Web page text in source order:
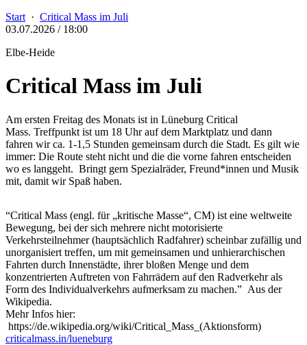
Start · Critical Mass im Juli
03.07.2026 / 18:00
Elbe-Heide
Critical Mass im Juli
Am ersten Freitag des Monats ist in Lüneburg Critical
Mass. Treffpunkt ist um 18 Uhr auf dem Marktplatz und dann
fahren wir ca. 1-1,5 Stunden gemeinsam durch die Stadt. Es gilt wie
immer: Die Route steht nicht und die die vorne fahren entscheiden
wo es langgeht. Bringt gern Spezialräder, Freund*innen und Musik
mit, damit wir Spaß haben.
“Critical Mass (engl. für „kritische Masse“, CM) ist eine weltweite
Bewegung, bei der sich mehrere nicht motorisierte
Verkehrsteilnehmer (hauptsächlich Radfahrer) scheinbar zufällig und
unorganisiert treffen, um mit gemeinsamen und unhierarchischen
Fahrten durch Innenstädte, ihrer bloßen Menge und dem
konzentrierten Auftreten von Fahrrädern auf den Radverkehr als
Form des Individualverkehrs aufmerksam zu machen.” Aus der
Wikipedia.
Mehr Infos hier:
https://de.wikipedia.org/wiki/Critical_Mass_(Aktionsform)
criticalmass.in/lueneburg